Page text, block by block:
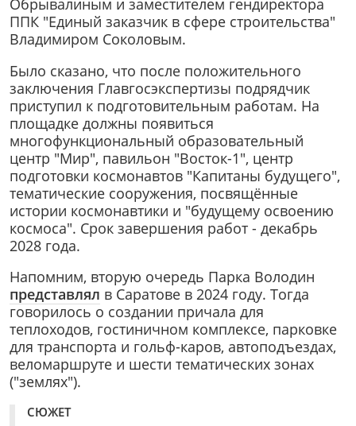
Обрывалиным и заместителем гендиректора
ППК "Единый заказчик в сфере строительства"
Владимиром Соколовым.
Было сказано, что после положительного
заключения Главгосэкспертизы подрядчик
приступил к подготовительным работам. На
площадке должны появиться
многофункциональный образовательный
центр "Мир", павильон "Восток-1", центр
подготовки космонавтов "Капитаны будущего",
тематические сооружения, посвящённые
истории космонавтики и "будущему освоению
космоса". Срок завершения работ - декабрь
2028 года.
Напомним, вторую очередь Парка Володин
представлял в Саратове в 2024 году. Тогда
говорилось о создании причала для
теплоходов, гостиничном комплексе, парковке
для транспорта и гольф-каров, автоподъездах,
веломаршруте и шести тематических зонах
("землях").
СЮЖЕТ